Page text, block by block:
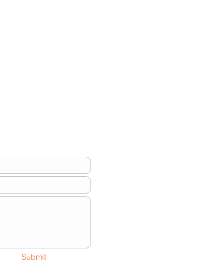
Submit